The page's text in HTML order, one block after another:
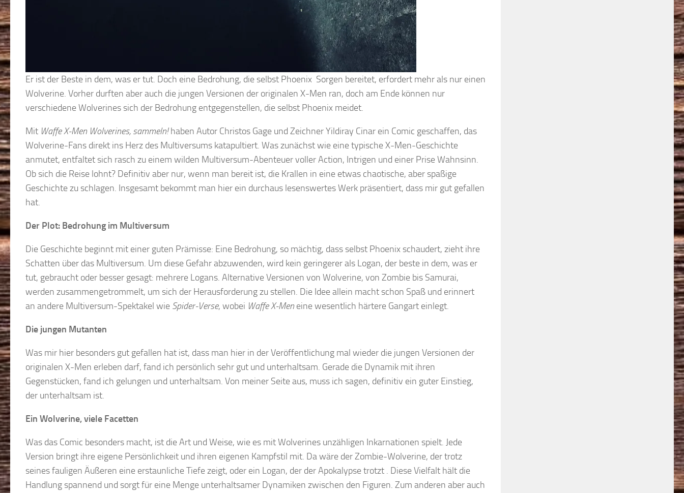
Er ist der Beste in dem, was er tut. Doch eine Bedrohung, die selbst Phoenix Sorgen bereitet, erfordert mehr als nur einen
Wolverine. Vorher durften aber auch die jungen Versionen der originalen X-Men ran, doch am Ende können nur
verschiedene Wolverines sich der Bedrohung entgegenstellen, die selbst Phoenix meidet.
Mit Waffe X-Men Wolverines, sammeln!haben Autor Christos Gage und Zeichner Yildiray Cinar ein Comic geschaffen, das
Wolverine-Fans direkt ins Herz des Multiversums katapultiert. Was zunächst wie eine typische X-Men-Geschichte
anmutet, entfaltet sich rasch zu einem wilden Multiversum-Abenteuer voller Action, Intrigen und einer Prise Wahnsinn.
Ob sich die Reise lohnt? Definitiv aber nur, wenn man bereit ist, die Krallen in eine etwas chaotische, aber spaßige
Geschichte zu schlagen. Insgesamt bekommt man hier ein durchaus lesenswertes Werk präsentiert, dass mir gut gefallen
hat.
Der Plot: Bedrohung im Multiversum
Die Geschichte beginnt mit einer guten Prämisse: Eine Bedrohung, so mächtig, dass selbst Phoenix schaudert, zieht ihre
Schatten über das Multiversum. Um diese Gefahr abzuwenden, wird kein geringerer als Logan, der beste in dem, was er
tut, gebraucht oder besser gesagt: mehrere Logans. Alternative Versionen von Wolverine, von Zombie bis Samurai,
werden zusammengetrommelt, um sich der Herausforderung zu stellen. Die Idee allein macht schon Spaß und erinnert
an andere Multiversum-Spektakel wie Spider-Verse, wobei Waffe X-Men eine wesentlich härtere Gangart einlegt.
Die jungen Mutanten
Was mir hier besonders gut gefallen hat ist, dass man hier in der Veröffentlichung mal wieder die jungen Versionen der
originalen X-Men erleben darf, fand ich persönlich sehr gut und unterhaltsam. Gerade die Dynamik mit ihren
Gegenstücken, fand ich gelungen und unterhaltsam. Von meiner Seite aus, muss ich sagen, definitiv ein guter Einstieg,
der unterhaltsam ist.
Ein Wolverine, viele Facetten
Was das Comic besonders macht, ist die Art und Weise, wie es mit Wolverines unzähligen Inkarnationen spielt. Jede
Version bringt ihre eigene Persönlichkeit und ihren eigenen Kampfstil mit. Da wäre der Zombie-Wolverine, der trotz
seines fauligen Äußeren eine erstaunliche Tiefe zeigt, oder ein Logan, der der Apokalypse trotzt . Diese Vielfalt hält die
Handlung spannend und sorgt für eine Menge unterhaltsamer Dynamiken zwischen den Figuren. Zum anderen aber auch